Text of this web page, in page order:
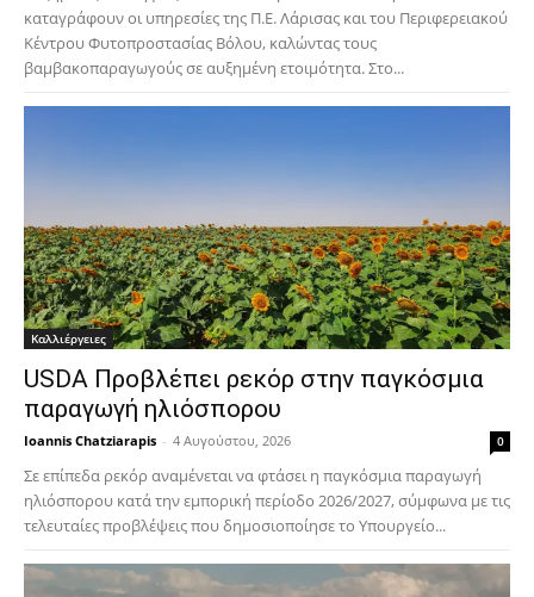
καταγράφουν οι υπηρεσίες της Π.Ε. Λάρισας και του Περιφερειακού
Κέντρου Φυτοπροστασίας Βόλου, καλώντας τους
βαμβακοπαραγωγούς σε αυξημένη ετοιμότητα. Στο...
Καλλιέργειες
USDA Προβλέπει ρεκόρ στην παγκόσμια
παραγωγή ηλιόσπορου
Ioannis Chatziarapis - 4 Αυγούστου, 2026 0
Σε επίπεδα ρεκόρ αναμένεται να φτάσει η παγκόσμια παραγωγή
ηλιόσπορου κατά την εμπορική περίοδο 2026/2027, σύμφωνα με τις
τελευταίες προβλέψεις που δημοσιοποίησε το Υπουργείο...